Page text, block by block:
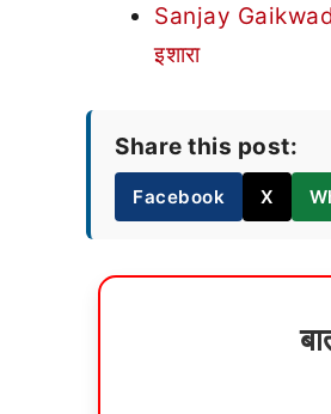
Sanjay Gaikwad |
इशारा
Share this post:
Facebook X